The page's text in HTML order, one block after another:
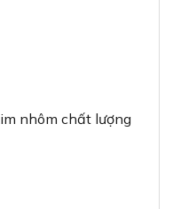
nhôm chất lượng